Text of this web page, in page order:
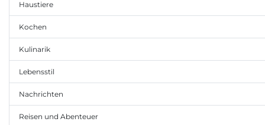
Haustiere
Kochen
Kulinarik
Lebensstil
Nachrichten
Reisen und Abenteuer